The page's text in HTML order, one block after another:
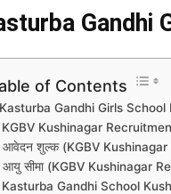
Gandhi
of Contents
Gandhi Girls
KGBV Kushinagar
आवेदन शुल्क (KGBV
आयु सीमा (KGBV Kushinagar
Kasturba Gandhi School